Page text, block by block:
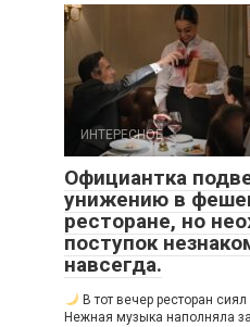
ИНТЕРЕСНОЕ
Официантка
унижению в
ресторане, но
поступок
навсегда.
В тот вечер ресторан
Нежная музыка наполняла